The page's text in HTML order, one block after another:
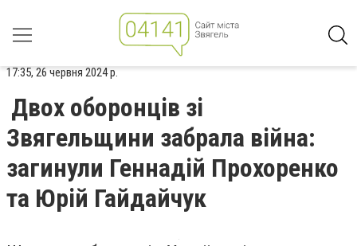
17:35, 26 червня 2024 р.
Двох оборонців зі
Звягельщини забрала війна:
загинули Геннадій Прохоренко
та Юрій Гайдайчук